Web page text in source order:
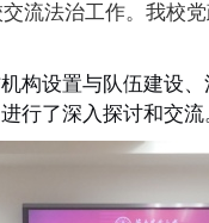
流法治工作。我校
构设置与队伍建设
行了深入探讨和交流